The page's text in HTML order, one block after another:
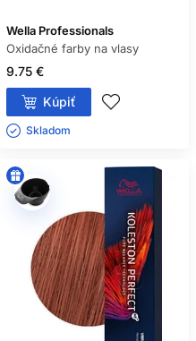
Wella Professionals
Oxidačné farby na vlasy
9.75 €
Kúpiť
Skladom ㅤ